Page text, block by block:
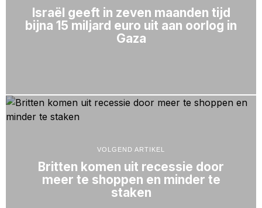
Israël geeft in zeven maanden tijd
bijna 15 miljard euro uit aan oorlog in
Gaza
VOLGEND ARTIKEL
Britten komen uit recessie door
meer te shoppen en minder te
staken